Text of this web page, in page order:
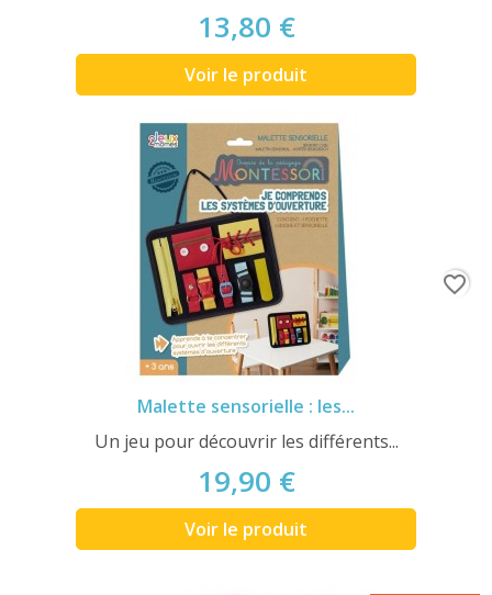
13,80 €
Voir le produit
Malette sensorielle : les...
Un jeu pour découvrir les différents...
19,90 €
Voir le produit
favorite_border